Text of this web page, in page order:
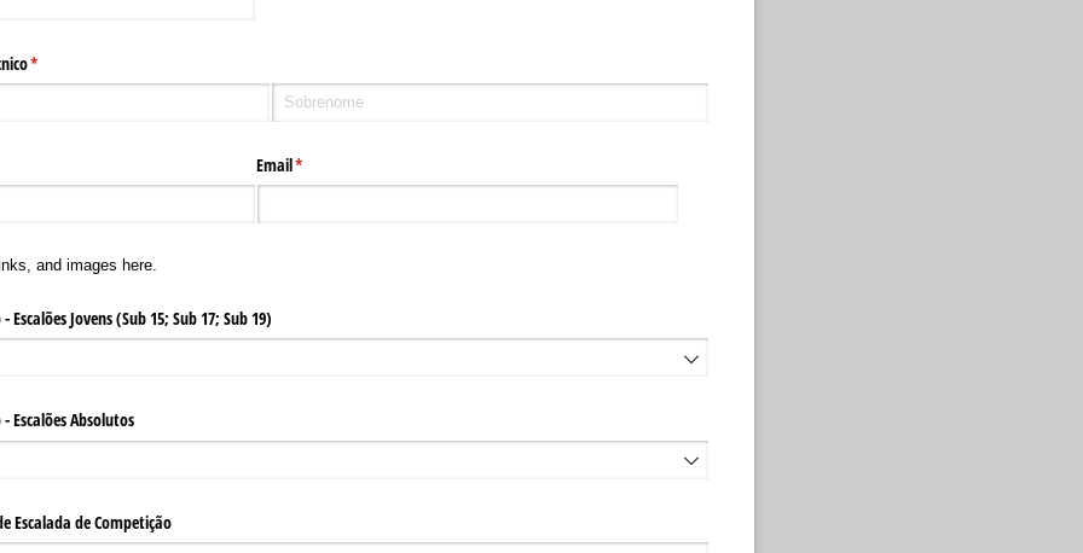
*
(obrigatório)
Email*
(obrigatório)
and images here.
Escalões Jovens (Sub 15; Sub 17; Sub 19)
Escalões Absolutos
Escalada de Competição